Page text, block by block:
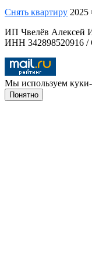
Снять квартиру
ИП Чвелёв Алексей
ИНН 342898520916
Мы используем
Понятно